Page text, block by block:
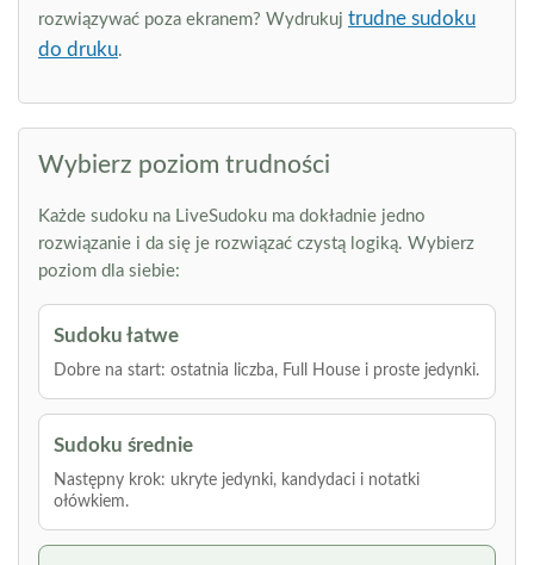
rozwiązywać poza ekranem? Wydrukuj trudne sudoku
do druku.
Wybierz poziom trudności
Każde sudoku na LiveSudoku ma dokładnie jedno
rozwiązanie i da się je rozwiązać czystą logiką. Wybierz
poziom dla siebie:
Sudoku łatwe
Dobre na start: ostatnia liczba, Full House i proste jedynki.
Sudoku średnie
Następny krok: ukryte jedynki, kandydaci i notatki
ołówkiem.